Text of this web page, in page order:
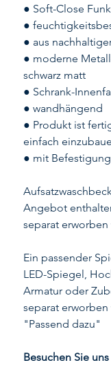
● Soft-Close
●
● aus
● moderne
schwarz matt
● Schrank-
● wandhängend
● Produkt ist
einfach
● mit
Angebot
separat erworben
Ein passender
LED-Spiegel,
Armatur oder
separat
"Passend dazu"
Besuchen Sie